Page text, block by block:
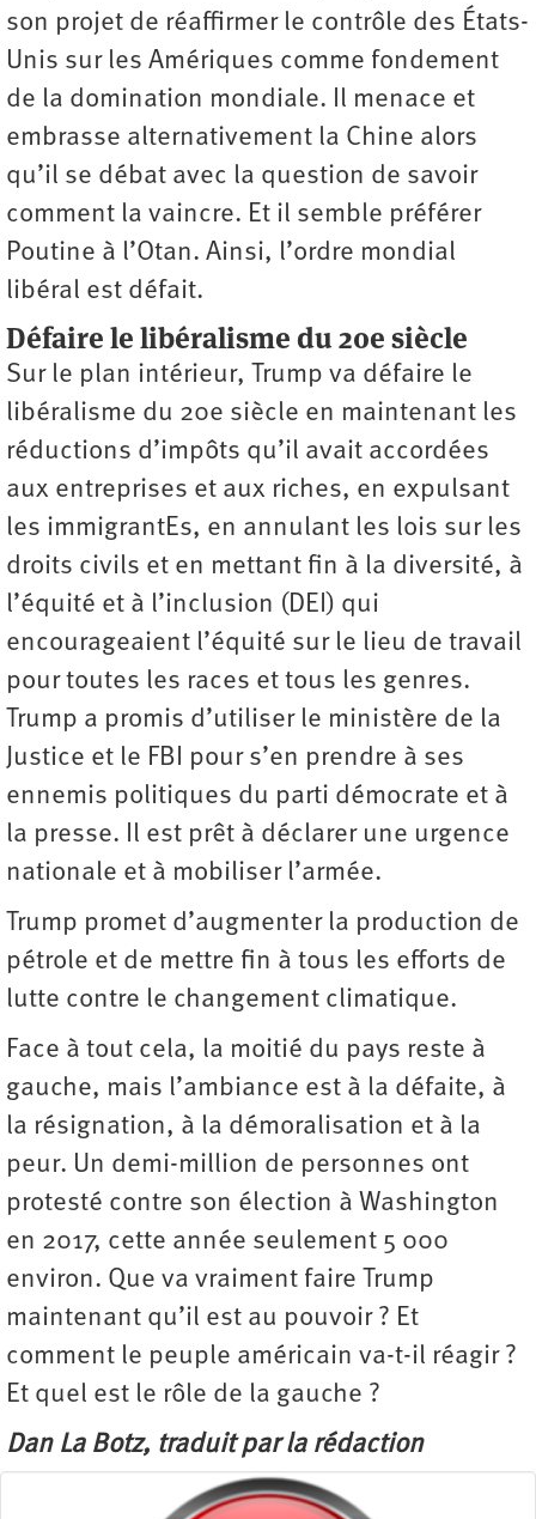
son projet de réaffirmer le contrôle des États-
Unis sur les Amériques comme fondement
de la domination mondiale. Il menace et
embrasse alternativement la Chine alors
qu’il se débat avec la question de savoir
comment la vaincre. Et il semble préférer
Poutine à l’Otan. Ainsi, l’ordre mondial
libéral est défait.
Défaire le libéralisme du 20e siècle
Sur le plan intérieur, Trump va défaire le
libéralisme du 20e siècle en maintenant les
réductions d’impôts qu’il avait accordées
aux entreprises et aux riches, en expulsant
les immigrantEs, en annulant les lois sur les
droits civils et en mettant fin à la diversité, à
l’équité et à l’inclusion (DEI) qui
encourageaient l’équité sur le lieu de travail
pour toutes les races et tous les genres.
Trump a promis d’utiliser le ministère de la
Justice et le FBI pour s’en prendre à ses
ennemis politiques du parti démocrate et à
la presse. Il est prêt à déclarer une urgence
nationale et à mobiliser l’armée.
Trump promet d’augmenter la production de
pétrole et de mettre fin à tous les efforts de
lutte contre le changement ­climatique.
Face à tout cela, la moitié du pays reste à
gauche, mais l’ambiance est à la défaite, à
la résignation, à la démoralisation et à la
peur. Un demi-million de personnes ont
protesté contre son élection à Washington
en 2017, cette année seulement 5 000
environ. Que va vraiment faire Trump
maintenant qu’il est au pouvoir ? Et
comment le peuple américain va-t-il réagir ?
Et quel est le rôle de la gauche ?
Dan La Botz, traduit par la rédaction